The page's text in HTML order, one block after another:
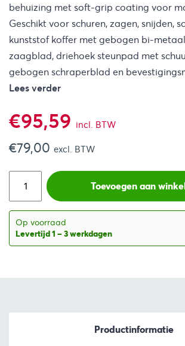
behuizing met soft-grip coating voor
Geschikt voor schuren, zagen, snijden,
kunststof koffer met gebogen bi-metaal
zaagblad, driehoek steunpad met
gebogen schraperblad en
Lees verder
€95,59 incl. BTW
€79,00 excl. BTW
Toevoegen aan
Op voorraad
Levertijd 1 – 3 werkdagen
Productinformatie